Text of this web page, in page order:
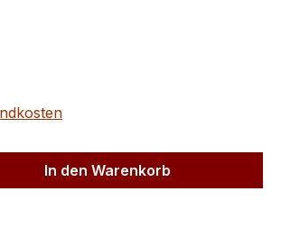
den gewünschten Wert
In den Warenkorb